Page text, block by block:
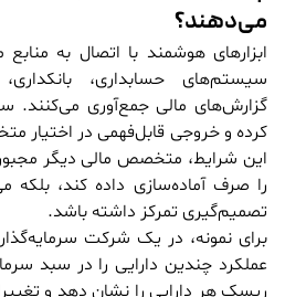
می‌دهند؟
ابزارهای هوشمند با اتصال به منابع
سیستم‌های حسابداری،
گزارش‌های مالی جمع‌آوری می‌کنند.
کرده و خروجی قابل‌فهمی در اختیار
این شرایط، متخصص مالی دیگر
را صرف آماده‌سازی داده کند، بلکه
تصمیم‌گیری تمرکز داشته باشد.
برای نمونه، در یک شرکت
عملکرد چندین دارایی را در سبد
ریسک هر دارایی را نشان دهد و